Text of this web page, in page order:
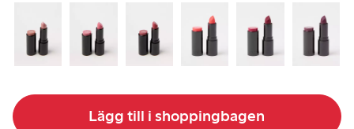
Lägg till i shoppingbagen